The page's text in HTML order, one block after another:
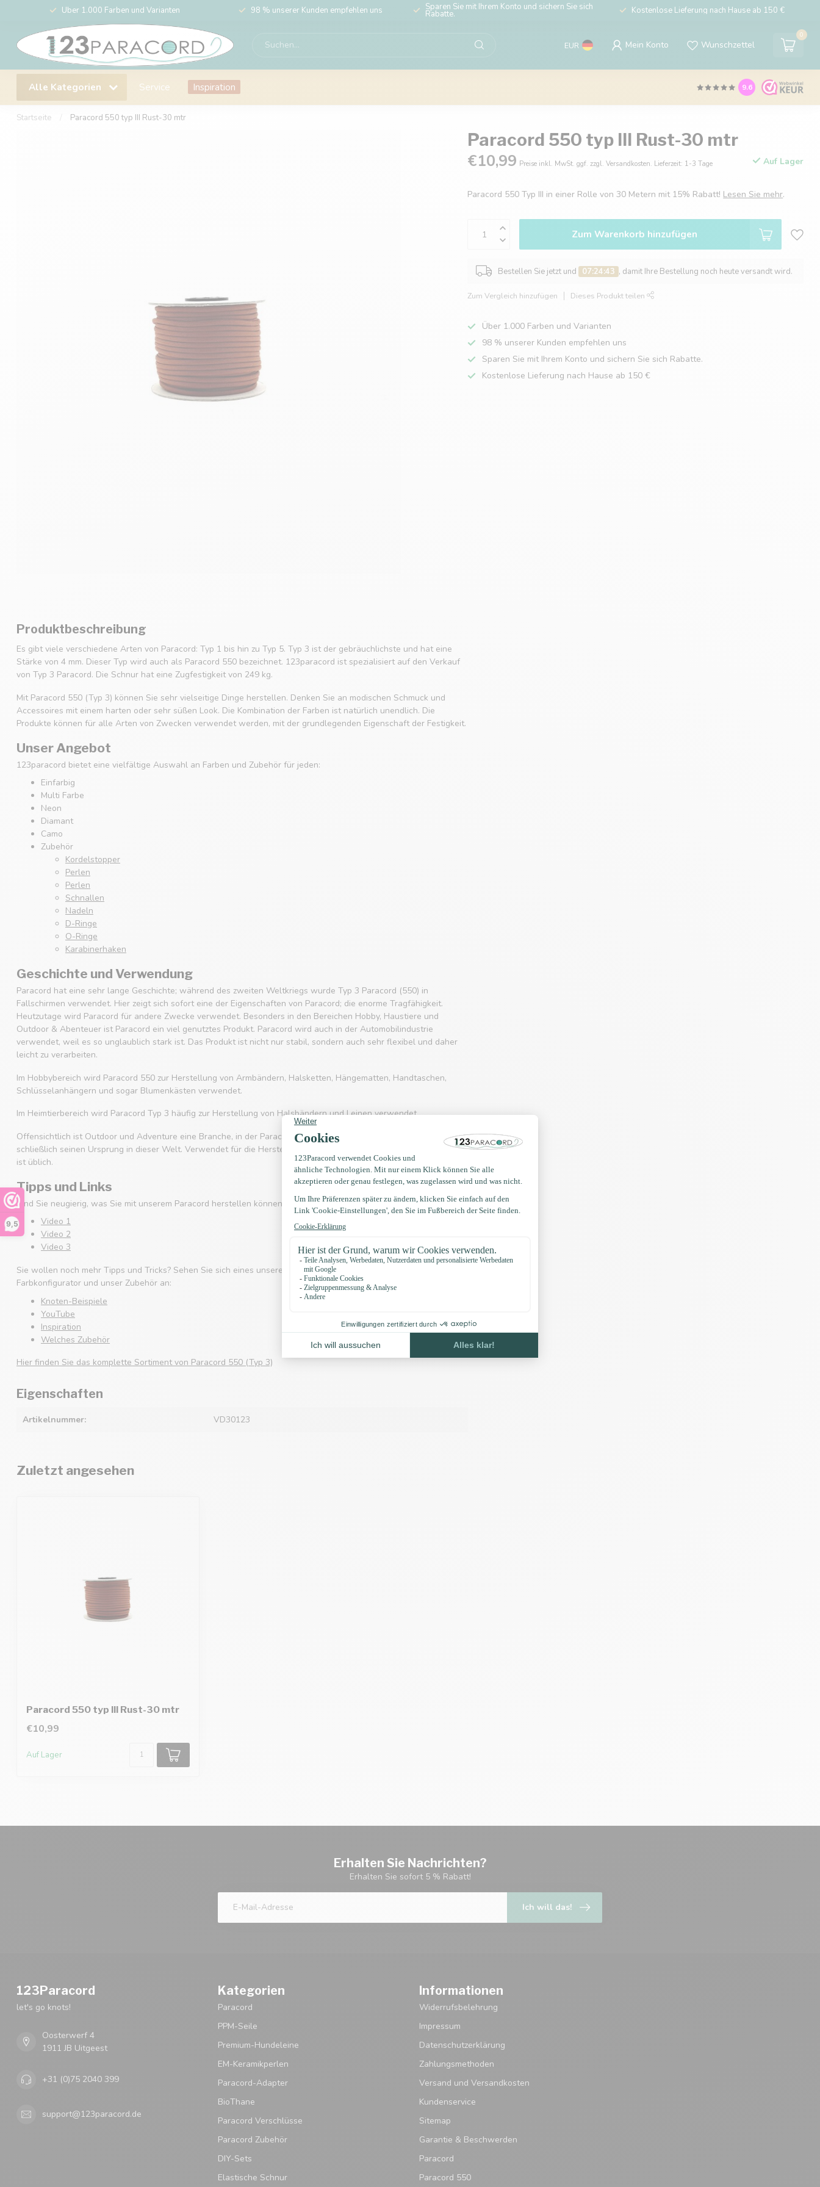
9,5
Über 1.000 Farben und Varianten 98 % unserer Kunden empfehlen uns Sparen Sie mit Ihrem Konto und sichern Sie sich
Rabatte. Kostenlose Lieferung nach Hause ab 150 €
EUR Mein Konto Wunschzettel
0
Alle Kategorien Service Inspiration 9.6
Startseite Paracord 550 typ III Rust-30 mtr
Paracord 550 typ III Rust-30 mtr
€10,99 Preise inkl. MwSt. ggf. zzgl. Versandkosten. Lieferzeit: 1-3 Tage Auf Lager
Paracord 550 Typ III in einer Rolle von 30 Metern mit 15% Rabatt! Lesen Sie mehr.
Zum Warenkorb hinzufügen
Bestellen Sie jetzt und 07:24:42 , damit Ihre Bestellung noch heute versandt wird.
Zum Vergleich hinzufügen Dieses Produkt teilen
Über 1.000 Farben und Varianten
98 % unserer Kunden empfehlen uns
Sparen Sie mit Ihrem Konto und sichern Sie sich Rabatte.
Kostenlose Lieferung nach Hause ab 150 €
Produktbeschreibung
Es gibt viele verschiedene Arten von Paracord: Typ 1 bis hin zu Typ 5. Typ 3 ist der gebräuchlichste und hat eine
Stärke von 4 mm. Dieser Typ wird auch als Paracord 550 bezeichnet. 123paracord ist spezialisiert auf den Verkauf
von Typ 3 Paracord. Die Schnur hat eine Zugfestigkeit von 249 kg.
Mit Paracord 550 (Typ 3) können Sie sehr vielseitige Dinge herstellen. Denken Sie an modischen Schmuck und
Accessoires mit einem harten oder sehr süßen Look. Die Kombination der Farben ist natürlich unendlich. Die
Produkte können für alle Arten von Zwecken verwendet werden, mit der grundlegenden Eigenschaft der Festigkeit.
Unser Angebot
123paracord bietet eine vielfältige Auswahl an Farben und Zubehör für jeden:
Einfarbig
Multi Farbe
Neon
Diamant
Camo
Zubehör
Kordelstopper
Perlen
Perlen
Schnallen
Nadeln
D-Ringe
O-Ringe
Karabinerhaken
Geschichte und Verwendung
Paracord hat eine sehr lange Geschichte; während des zweiten Weltkriegs wurde Typ 3 Paracord (550) in
Fallschirmen verwendet. Hier zeigt sich sofort eine der Eigenschaften von Paracord; die enorme Tragfähigkeit.
Heutzutage wird Paracord für andere Zwecke verwendet. Besonders in den Bereichen Hobby, Haustiere und
Outdoor & Abenteuer ist Paracord ein viel genutztes Produkt. Paracord wird auch in der Automobilindustrie
verwendet, weil es so unglaublich stark ist. Das Produkt ist nicht nur stabil, sondern auch sehr flexibel und daher
leicht zu verarbeiten.
Im Hobbybereich wird Paracord 550 zur Herstellung von Armbändern, Halsketten, Hängematten, Handtaschen,
Schlüsselanhängern und sogar Blumenkästen verwendet.
Im Heimtierbereich wird Paracord Typ 3 häufig zur Herstellung von Halsbändern und Leinen verwendet.
Offensichtlich ist Outdoor und Adventure eine Branche, in der Paracord 550 häufig eingesetzt wird. Es kennt
schließlich seinen Ursprung in dieser Welt. Verwendet für die Herstellung von Hängematten, Schnürsenkel, Gürtel
ist üblich.
Tipps und Links
Sind Sie neugierig, was Sie mit unserem Paracord herstellen können? Sehen Sie sich eines der Videos unten an:
Video 1
Video 2
Video 3
Sie wollen noch mehr Tipps und Tricks? Sehen Sie sich eines unserer eigenen Knotenbeispiele, YouTube Kanal,
Farbkonfigurator und unser Zubehör an:
Knoten-Beispiele
YouTube
Inspiration
Welches Zubehör
Hier finden Sie das komplette Sortiment von Paracord 550 (Typ 3)
Eigenschaften
Artikelnummer: VD30123
Zuletzt angesehen
Paracord 550 typ III Rust-30 mtr
€10,99
Auf Lager
Erhalten Sie Nachrichten?
Erhalten Sie sofort 5 % Rabatt!
Ich will das!
123Paracord
let's go knots!
Oosterwerf 4
1911 JB Uitgeest
+31 (0)75 2040 399
support@123paracord.de
Kategorien
Paracord
PPM-Seile
Premium-Hundeleine
EM-Keramikperlen
Paracord-Adapter
BioThane
Paracord Verschlüsse
Paracord Zubehör
DIY-Sets
Elastische Schnur
Informationen
Widerrufsbelehrung
Impressum
Datenschutzerklärung
Zahlungsmethoden
Versand und Versandkosten
Kundenservice
Sitemap
Garantie & Beschwerden
Paracord
Paracord 550